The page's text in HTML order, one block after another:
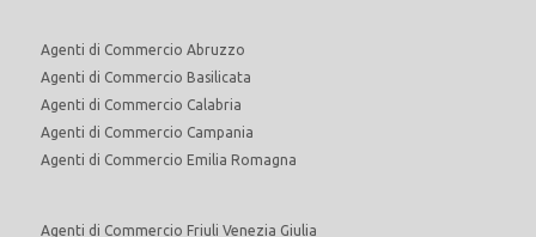
Agenti di Commercio Abruzzo
Agenti di Commercio Basilicata
Agenti di Commercio Calabria
Agenti di Commercio Campania
Agenti di Commercio Emilia Romagna
Agenti di Commercio Friuli Venezia Giulia